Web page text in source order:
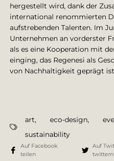
hergestellt wird, dank der
international renommierten
aufstrebenden Talenten. Im
Unternehmen an vorderster
als es eine Kooperation mit
einging, das Regenesi als
von Nachhaltigkeit geprägt
art, eco-design,
sustainability
Auf Facebook
teilen
Auf
twittern